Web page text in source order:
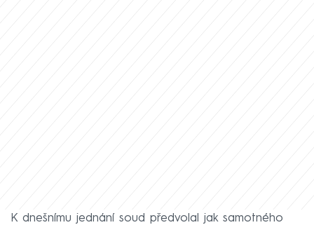
K dnešnímu jednání soud předvolal jak samotného